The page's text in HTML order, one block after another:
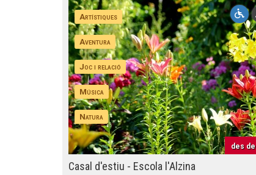
Artístiques
Aventura
Joc i relació
Música
Natura
des de
Casal d'estiu - Escola l'Alzina